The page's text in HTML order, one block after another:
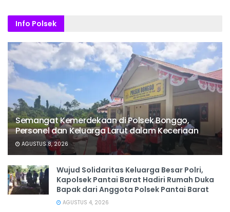
Info Polsek
Semangat Kemerdekaan di Polsek Bonggo,
Personel dan Keluarga Larut dalam Keceriaan
AGUSTUS 8, 2026
Wujud Solidaritas Keluarga Besar Polri,
Kapolsek Pantai Barat Hadiri Rumah Duka
Bapak dari Anggota Polsek Pantai Barat
AGUSTUS 4, 2026